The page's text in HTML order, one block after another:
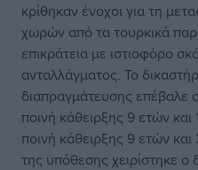
κρίθηκαν ένοχοι για τη
χωρών από τα τουρκικά
επικράτεια με ιστιοφόρο
ανταλλάγματος. Το
διαπραγμάτευσης επέβαλε
ποινή κάθειρξης 9 ετών
ποινή κάθειρξης 9 ετών
της υπόθεσης χειρίστηκε ο